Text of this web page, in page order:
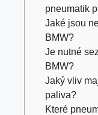
pneumatik
Jaké jsou
BMW?
Je nutné
BMW?
Jaký vliv
paliva?
Které